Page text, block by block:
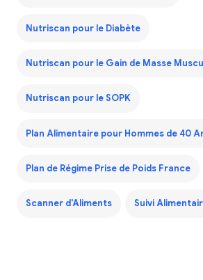
Nutriscan pour le Diabète
Nutriscan pour le Gain de Masse
Nutriscan pour le SOPK
Plan Alimentaire pour Hommes de 40
Plan de Régime Prise de Poids France
Scanner d'Aliments Suivi